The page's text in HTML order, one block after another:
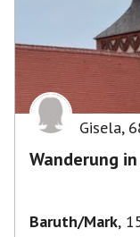
Gisela,
Wanderung
Baruth/Mark,